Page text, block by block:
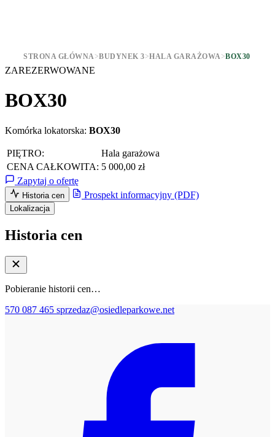
STRONA GŁÓWNA>BUDYNEK 3>HALA GARAŻOWA>BOX30
ZAREZERWOWANE
BOX30
Komórka lokatorska: BOX30
PIĘTRO:
Hala garażowa
CENA CAŁKOWITA: 5 000,00 zł
Zapytaj o ofertę
Historia cen Prospekt informacyjny (PDF)
Lokalizacja
Historia cen
Pobieranie historii cen…
570 087 465 sprzedaz@osiedleparkowe.net